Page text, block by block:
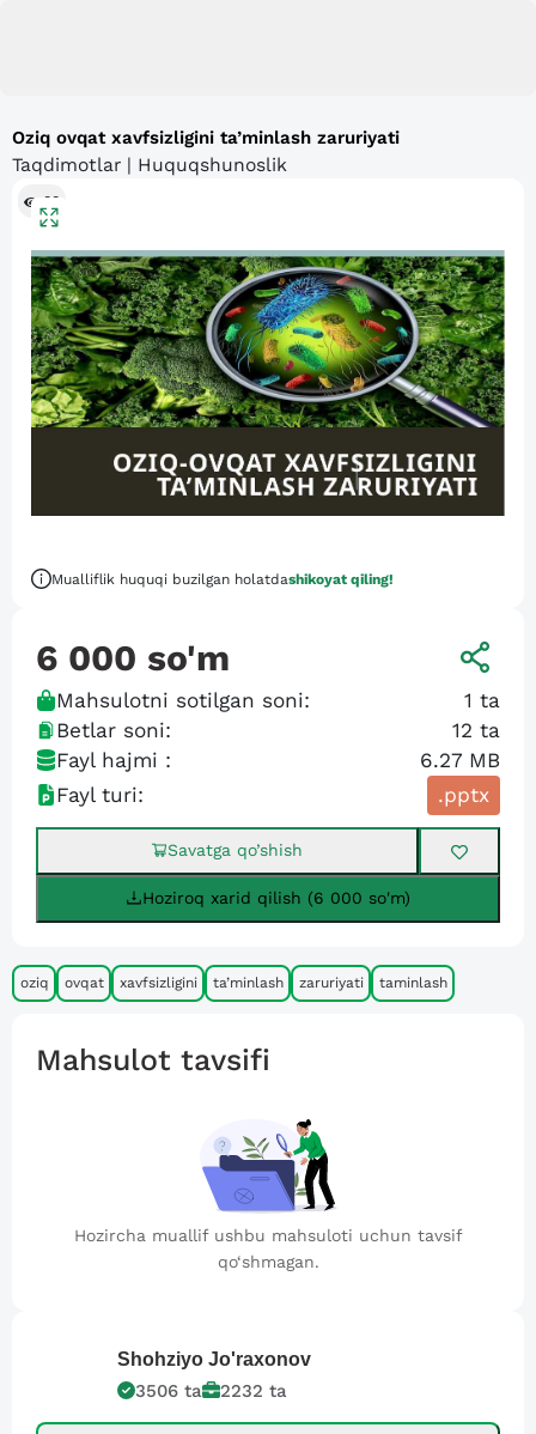
Oziq ovqat xavfsizligini ta’minlash zaruriyati
Taqdimotlar | Huquqshunoslik
88
Mualliflik huquqi buzilgan holatdashikoyat qiling!
6 000 so'm
Mahsulotni sotilgan soni: 1 ta
Betlar soni:
12 ta
Fayl hajmi :
6.27 MB
Fayl turi:
.pptx
Savatga qo’shish
Hoziroq xarid qilish (6 000 so'm)
oziq ovqat xavfsizligini ta’minlash zaruriyati taminlash
Mahsulot tavsifi
Hozircha muallif ushbu mahsuloti uchun tavsif
qo‘shmagan.
Shohziyo Jo'raxonov
3506 ta 2232 ta